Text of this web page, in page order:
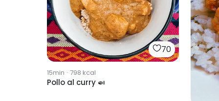
70
15min · 798 kcal
Pollo al curry 🍛